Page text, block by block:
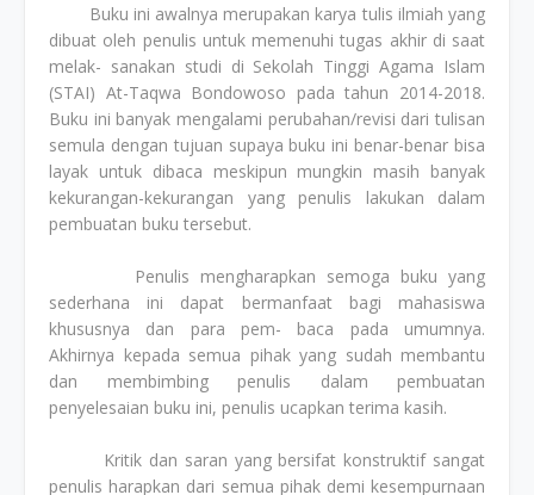
Buku ini awalnya merupakan karya tulis ilmiah yang
dibuat oleh penulis untuk memenuhi tugas akhir di saat
melak- sanakan studi di Sekolah Tinggi Agama Islam
(STAI) At-Taqwa Bondowoso pada tahun 2014-2018.
Buku ini banyak mengalami perubahan/revisi dari tulisan
semula dengan tujuan supaya buku ini benar-benar bisa
layak untuk dibaca meskipun mungkin masih banyak
kekurangan-kekurangan yang penulis lakukan dalam
pembuatan buku tersebut.
Penulis mengharapkan semoga buku yang
sederhana ini dapat bermanfaat bagi mahasiswa
khususnya dan para pem- baca pada umumnya.
Akhirnya kepada semua pihak yang sudah membantu
dan membimbing penulis dalam pembuatan
penyelesaian buku ini, penulis ucapkan terima kasih.
Kritik dan saran yang bersifat konstruktif sangat
penulis harapkan dari semua pihak demi kesempurnaan